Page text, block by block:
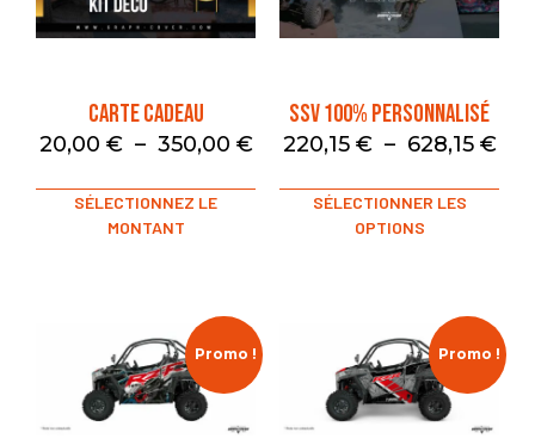
Carte Cadeau
20,00 € – 350,00 €
SÉLECTIONNEZ LE
MONTANT
SSV 100% Personnalisé
220,15 € – 628,15 €
SÉLECTIONNER LES
OPTIONS
Promo ! Promo !